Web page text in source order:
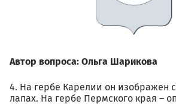
Автор вопроса: Ольга Шарикова
4. На гербе Карелии он изображен
лапах. На гербе Пермского края –